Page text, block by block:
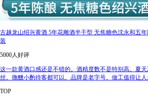
古越龙山绍兴黄酒 5年花雕酒半干型 无焦糖色沈永和五
装
5000人好评
这一款黄酒口感还是不错的。酒精度数不是特别高。夏
丝。微醺小酌待客都可以。品牌是老字号。做工值得让人
TOP